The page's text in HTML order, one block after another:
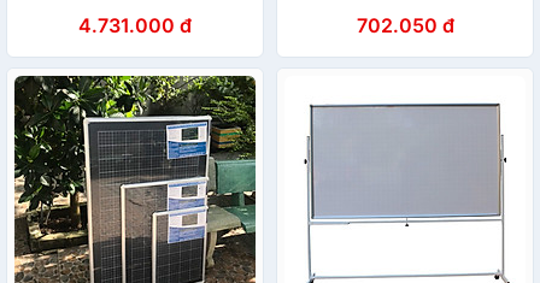
4.731.000 đ 702.050 đ